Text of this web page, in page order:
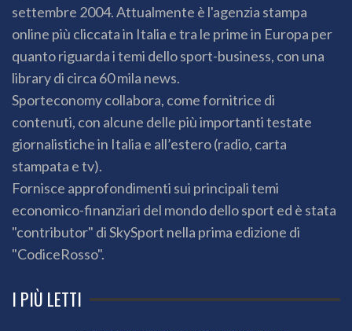
settembre 2004. Attualmente è l'agenzia stampa
online più cliccata in Italia e tra le prime in Europa per
quanto riguarda i temi dello sport-business, con una
library di circa 60 mila news.
Sporteconomy collabora, come fornitrice di
contenuti, con alcune delle più importanti testate
giornalistiche in Italia e all’estero (radio, carta
stampata e tv).
Fornisce approfondimenti sui principali temi
economico-finanziari del mondo dello sport ed è stata
"contributor" di SkySport nella prima edizione di
"CodiceRosso".
I PIÙ LETTI